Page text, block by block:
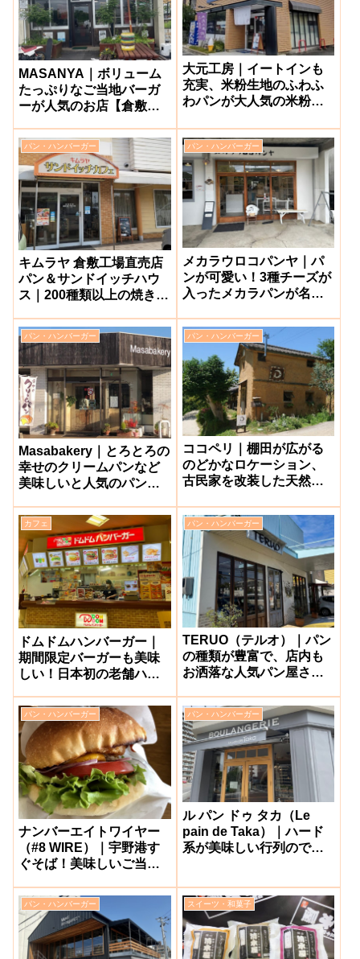
MASANYA｜ボリューム
たっぷりなご当地バーガ
ーが人気のお店【倉敷市
大元工房｜イートインも
充実、米粉生地のふわふ
わパンが大人気の米粉パ
パン・ハンバーガー
キムラヤ 倉敷工場直売店
パン＆サンドイッチハウ
ス｜200種類以上の焼き立
敷市中庄】
パン・ハンバーガー
メカラウロコパンヤ｜パ
ンが可愛い！3種チーズが
入ったメカラパンが名物
市】
パン・ハンバーガー
Masabakery｜とろとろの
幸せのクリームパンなど
美味しいと人気のパン屋
パン・ハンバーガー
ココペリ｜棚田が広がる
のどかなロケーション、
古民家を改装した天然酵
町】
カフェ
ドムドムハンバーガー｜
期間限定バーガーも美味
しい！日本初の老舗ハン
国で岡山県南3店舗のみ】
パン・ハンバーガー
TERUO（テルオ）｜パン
の種類が豊富で、店内も
お洒落な人気パン屋さん
パン・ハンバーガー
ナンバーエイトワイヤー
（#8 WIRE）｜宇野港す
ぐそば！美味しいご当地
店【玉野市】
パン・ハンバーガー
ル パン ドゥ タカ（Le
pain de Taka）｜ハード
系が美味しい行列のでき
パン・ハンバーガー スイーツ・和菓子